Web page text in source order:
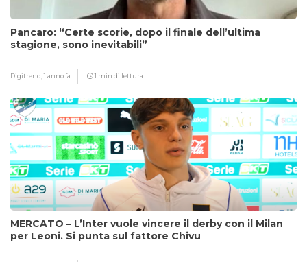
Pancaro: “Certe scorie, dopo il finale dell’ultima
stagione, sono inevitabili”
Digitrend,1 anno fa 1 min di lettura
MERCATO – L’Inter vuole vincere il derby con il Milan
per Leoni. Si punta sul fattore Chivu